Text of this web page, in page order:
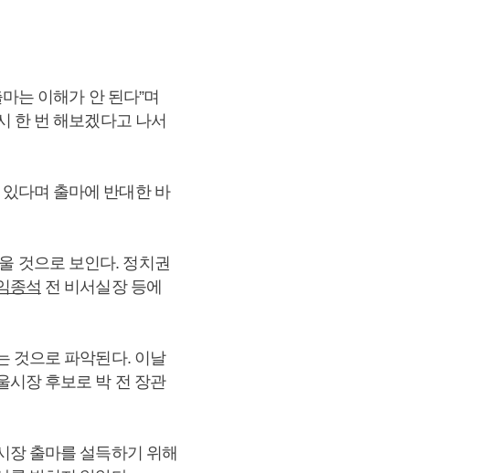
는 이해가 안 된다”며
한 번 해보겠다고 나서
다며 출마에 반대한 바
것으로 보인다. 정치권
종석 전 비서실장 등에
것으로 파악된다. 이날
시장 후보로 박 전 장관
장 출마를 설득하기 위해